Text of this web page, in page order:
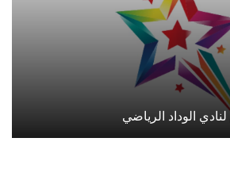
الوداد الرياضي